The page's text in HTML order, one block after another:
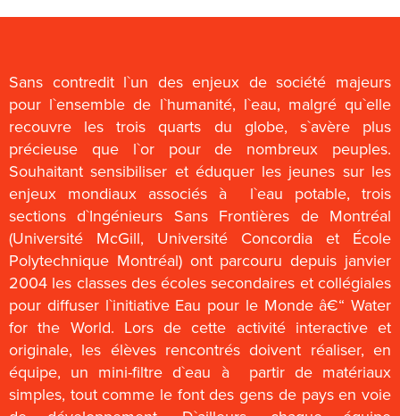
Sans contredit l`un des enjeux de société majeurs
pour l`ensemble de l`humanité, l`eau, malgré qu`elle
recouvre les trois quarts du globe, s`avère plus
précieuse que l`or pour de nombreux peuples.
Souhaitant sensibiliser et éduquer les jeunes sur les
enjeux mondiaux associés à l`eau potable, trois
sections d`Ingénieurs Sans Frontières de Montréal
(Université McGill, Université Concordia et École
Polytechnique Montréal) ont parcouru depuis janvier
2004 les classes des écoles secondaires et collégiales
pour diffuser l`initiative Eau pour le Monde â€“ Water
for the World. Lors de cette activité interactive et
originale, les élèves rencontrés doivent réaliser, en
équipe, un mini-filtre d`eau à partir de matériaux
simples, tout comme le font des gens de pays en voie